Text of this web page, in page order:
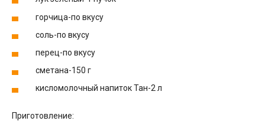
горчица-по вкусу
соль-по вкусу
перец-по вкусу
сметана-150 г
кисломолочный напиток Тан-2 л
Приготовление: